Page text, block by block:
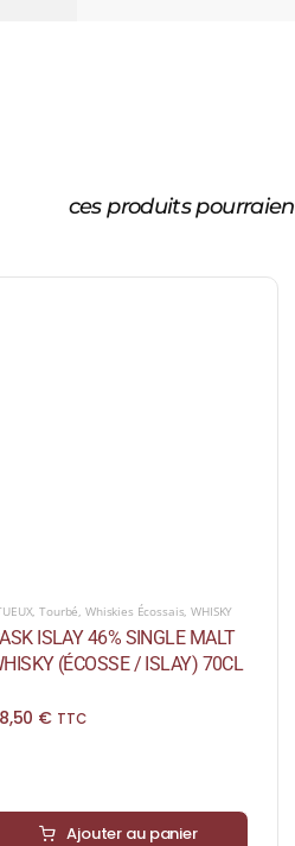
ces produits
,Tourbé Whiskies Écossais ,WHISKY
ISLAY 46% SINGLE MALT
(ÉCOSSE / ISLAY) 70CL
€ TTC
Ajouter au panier